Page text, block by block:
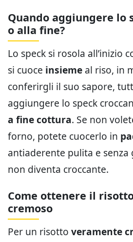
Quando aggiungere lo
o alla fine?
Lo speck si rosola all’inizio
si cuoce insieme al riso, in
conferirgli il suo sapore,
aggiungere lo speck
a fine cottura. Se non
forno, potete cuocerlo in
antiaderente pulita e senza
non diventa croccante.
Come ottenere il
cremoso
Per un risotto veramente